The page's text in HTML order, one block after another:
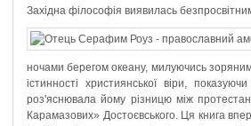
Західна філософія виявилась
ночами берегом океану, милуючись
істинності християнської віри,
роз'яснювала йому різницю між
Карамазових» Достоєвського. Ця книга